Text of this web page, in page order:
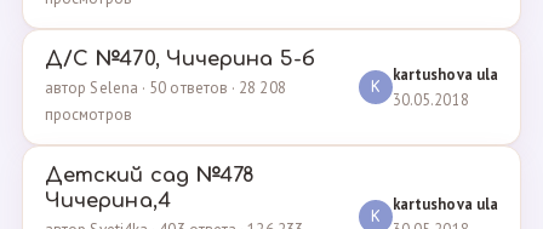
Д/С №470, Чичерина 5-б
автор Selena · 50 ответов · 28 208
просмотров
K
kartushova ula
30.05.2018
Детский сад №478
Чичерина,4
K
kartushova ula